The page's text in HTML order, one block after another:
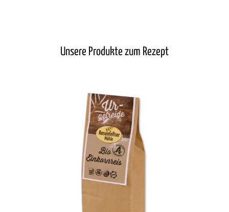
Unsere Produkte zum Rezept